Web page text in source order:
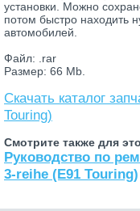
установки. Можно
потом быстро находить
автомобилей.
Файл: .rar
Размер: 66 Mb.
Скачать каталог
Touring)
Смотрите также для
Руководство по
3-reihe (E91 Touring)